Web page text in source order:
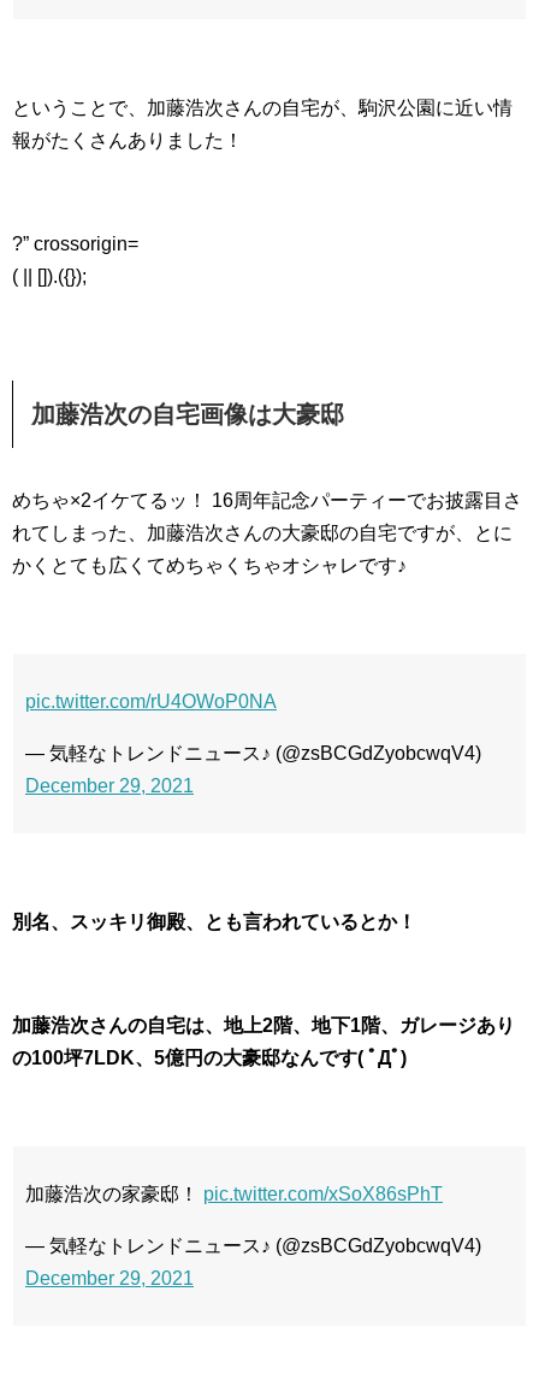
ということで、加藤浩次さんの自宅が、駒沢公園に近い情
報がたくさんありました！
?” crossorigin=
( || []).({});
加藤浩次の自宅画像は大豪邸
めちゃ×2イケてるッ！ 16周年記念パーティーでお披露目さ
れてしまった、加藤浩次さんの大豪邸の自宅ですが、とに
かくとても広くてめちゃくちゃオシャレです♪
pic.twitter.com/rU4OWoP0NA
— 気軽なトレンドニュース♪ (@zsBCGdZyobcwqV4)
December 29, 2021
別名、スッキリ御殿、とも言われているとか！
加藤浩次さんの自宅は、地上2階、地下1階、ガレージあり
の100坪7LDK、5億円の大豪邸なんです( ﾟДﾟ)
加藤浩次の家豪邸！ pic.twitter.com/xSoX86sPhT
— 気軽なトレンドニュース♪ (@zsBCGdZyobcwqV4)
December 29, 2021